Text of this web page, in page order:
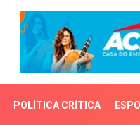
POLÍTICA CRÍTICA